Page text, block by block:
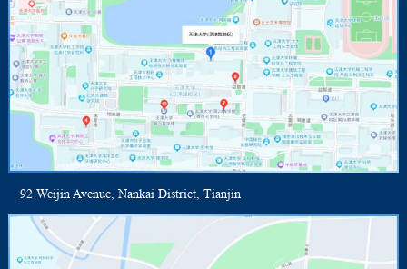
92 Weijin Avenue, Nankai District, Tianjin